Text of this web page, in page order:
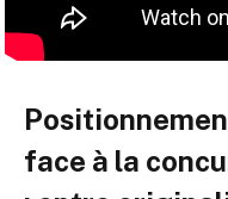
face à la